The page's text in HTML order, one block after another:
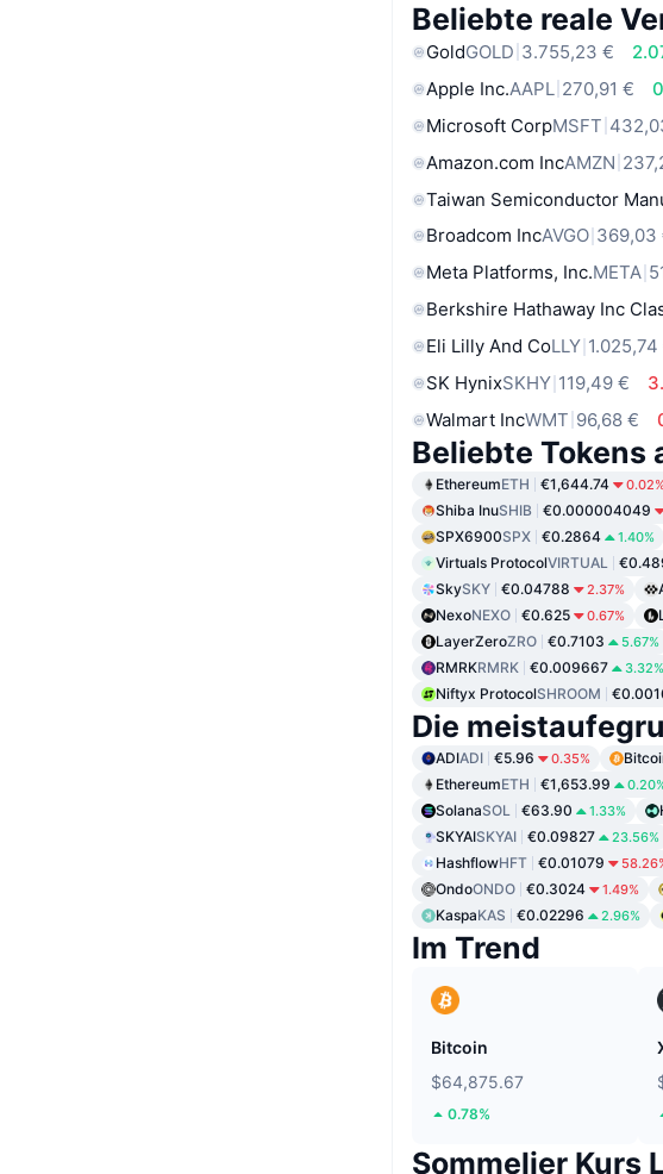
Beliebte reale
GoldGOLD 3.755,23 €
Apple Inc.AAPL 270,91 €
Microsoft CorpMSFT
Amazon.com IncAMZN
Taiwan Semiconductor
Broadcom IncAVGO 369,03
Meta Platforms, Inc.META
Berkshire Hathaway Inc
Eli Lilly And CoLLY 1.025,74
SK HynixSKHY 119,49 €
Walmart IncWMT 96,68 €
Beliebte Tokens
EthereumETH €1,644.74
Shiba InuSHIB €0.000004049
SPX6900SPX €0.2864 1.40%
Virtuals ProtocolVIRTUAL
SkySKY €0.04788 2.37%
NexoNEXO €0.625 0.67%
LayerZeroZRO €0.7103 5.67%
RMRKRMRK €0.009667 3.32%
Niftyx ProtocolSHROOM
Die
ADIADI €5.96 0.35%
EthereumETH €1,653.99
SolanaSOL €63.90 1.33%
SKYAISKYAI €0.09827 23.56%
HashflowHFT €0.01079
OndoONDO €0.3024 1.49%
KaspaKAS €0.02296 2.96%
Im Trend
Bitcoin
$64,875.67
0.78%
Sommelier Kurs